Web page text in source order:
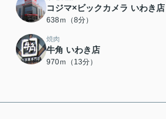
コジマ×ビックカメラ いわき店
638ｍ（8分）
焼肉
牛角 いわき店
970ｍ（13分）